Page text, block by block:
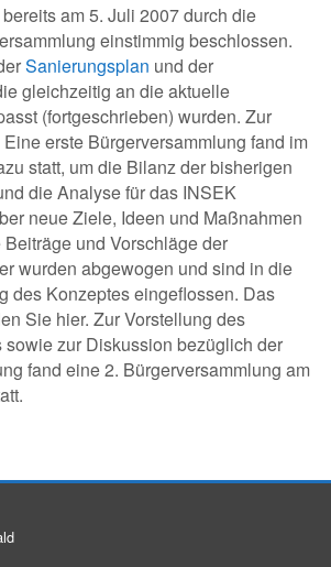
am 5. Juli 2007 durch die
einstimmig beschlossen.
Sanierungsplan und der
gleichzeitig an die aktuelle
(fortgeschrieben) wurden. Zur
erste Bürgerversammlung fand im
statt, um die Bilanz der bisherigen
die Analyse für das INSEK
neue Ziele, Ideen und Maßnahmen
und Vorschläge der
wurden abgewogen und sind in die
des Konzeptes eingeflossen. Das
Sie hier. Zur Vorstellung des
sowie zur Diskussion bezüglich der
fand eine 2. Bürgerversammlung am